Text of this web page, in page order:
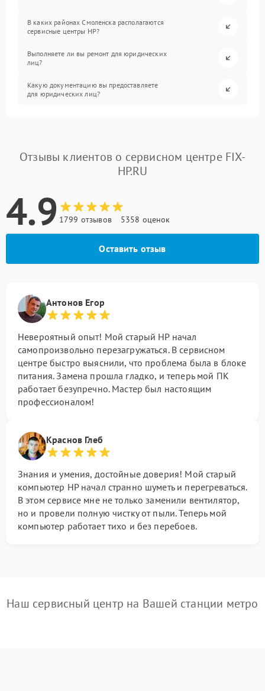
В каких районах Смоленска располагаются
сервисные центры HP?
Выполняете ли вы ремонт для юридических
лиц?
Какую документацию вы предоставляете
для юридических лиц?
Отзывы клиентов о сервисном центре FIX-
HP.RU
4.9 1799 отзывов 5358 оценок
Оставить отзыв
Антонов Егор
Невероятный опыт! Мой старый HP начал
самопроизвольно перезагружаться. В сервисном
центре быстро выяснили, что проблема была в блоке
питания. Замена прошла гладко, и теперь мой ПК
работает безупречно. Мастер был настоящим
профессионалом!
Краснов Глеб
Знания и умения, достойные доверия! Мой старый
компьютер HP начал странно шуметь и перегреваться.
В этом сервисе мне не только заменили вентилятор,
но и провели полную чистку от пыли. Теперь мой
компьютер работает тихо и без перебоев.
Наш сервисный центр на Вашей станции метро